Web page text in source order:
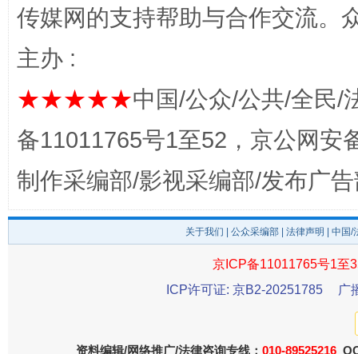
完善运行机制助力责任有效落实 一纸欠
东山县通报“牛蛙产品抗生素超标问题” 法
传媒网的支持帮助与合作交流。
主办 :
★★★★★中国/公众/公共/全民/
备11011765号1至52，京公网安
制作采编部/影视采编部/发布广
关于我们 公众采编部 法律声明 | 中国
京ICP备11011765号1至
ICP许可证: 京B2-20251785
广
资料编辑/网络推广/法律咨询专线： 010-89525216